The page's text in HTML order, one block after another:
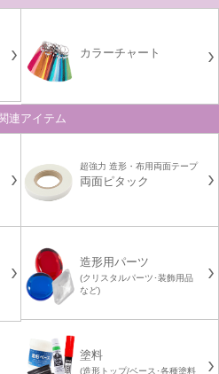
カラーチャート
連アイテム
超強力 造形・布用両面テープ
両面ピタック
造形用パーツ
(クリスタルパーツ･装飾用品
など)
塗料
(造形トップ/ベース･各種塗料